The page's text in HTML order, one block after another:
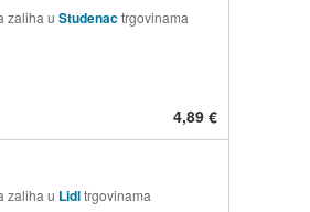
zaliha u Studenactrgovinama
4,89 €
zaliha u Lidltrgovinama